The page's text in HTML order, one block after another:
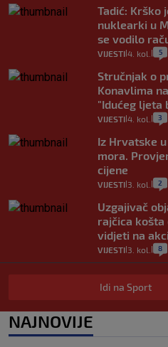
Tadić: Krško
nuklearki u
se vodilo
VIJESTI 4. kol. 5
Stručnjak o
Konavlima
"Idućeg ljeta
VIJESTI 4. kol. 3
Iz Hrvatske
mora.
cijene
VIJESTI 3. kol. 2
Uzgajivač
rajčica košta
vidjeti na
VIJESTI 3. kol. 8
Selidba je
Evo
0
Idi na Sport
NAJNOVIJE